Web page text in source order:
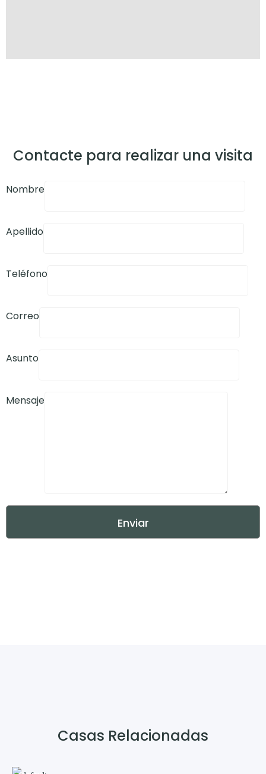
Contacte para realizar una visita
Nombre
Apellido
Teléfono
Correo
Asunto
Mensaje
Casas Relacionadas​​